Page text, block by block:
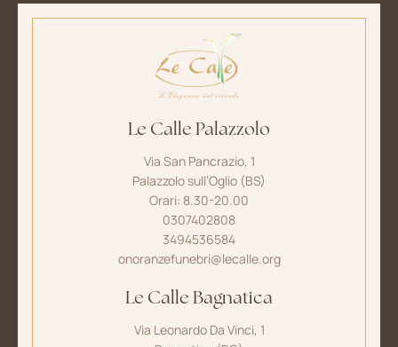
Le Calle Palazzolo
Via San Pancrazio, 1
Palazzolo sull’Oglio (BS)
Orari: 8.30-20.00
0307402808
3494536584
onoranzefunebri@lecalle.org
Le Calle Bagnatica
Via Leonardo Da Vinci, 1